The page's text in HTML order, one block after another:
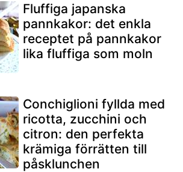
Fluffiga japanska
pannkakor: det enkla
receptet på pannkakor
lika fluffiga som moln
Conchiglioni fyllda med
ricotta, zucchini och
citron: den perfekta
krämiga förrätten till
påsklunchen